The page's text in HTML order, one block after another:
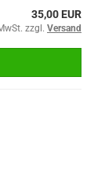
35,00 EUR
zzgl. Versand